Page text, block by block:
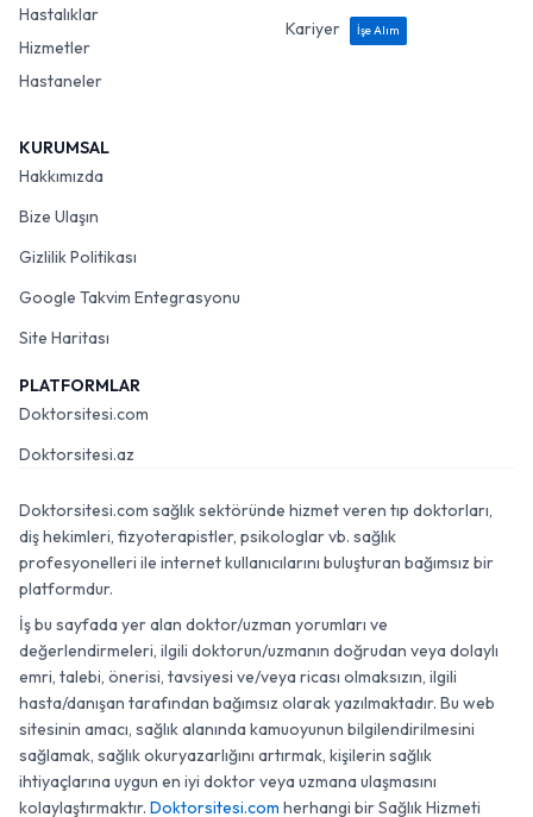
Hastalıklar
Hizmetler
Hastaneler
Kariyer
İşe Alım
KURUMSAL
Hakkımızda
Bize Ulaşın
Gizlilik Politikası
Google Takvim Entegrasyonu
Site Haritası
PLATFORMLAR
Doktorsitesi.com
Doktorsitesi.az
Doktorsitesi.com sağlık sektöründe hizmet veren tıp doktorları,
diş hekimleri, fizyoterapistler, psikologlar vb. sağlık
profesyonelleri ile internet kullanıcılarını buluşturan bağımsız bir
platformdur.
İş bu sayfada yer alan doktor/uzman yorumları ve
değerlendirmeleri, ilgili doktorun/uzmanın doğrudan veya dolaylı
emri, talebi, önerisi, tavsiyesi ve/veya ricası olmaksızın, ilgili
hasta/danışan tarafından bağımsız olarak yazılmaktadır. Bu web
sitesinin amacı, sağlık alanında kamuoyunun bilgilendirilmesini
sağlamak, sağlık okuryazarlığını artırmak, kişilerin sağlık
ihtiyaçlarına uygun en iyi doktor veya uzmana ulaşmasını
kolaylaştırmaktır. Doktorsitesi.com herhangi bir Sağlık Hizmeti